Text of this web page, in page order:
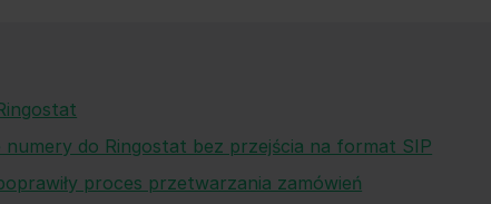
numery do Ringostat bez przejścia na format SIP
proces przetwarzania zamówień